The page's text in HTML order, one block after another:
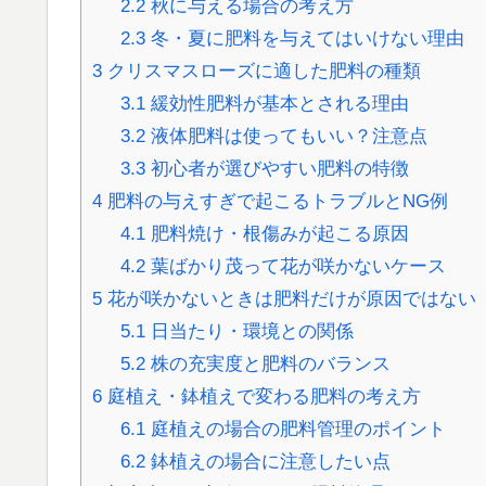
2.2秋に与える場合の考え方
2.3冬・夏に肥料を与えてはいけない理由
3 クリスマスローズに適した肥料の種類
3.1緩効性肥料が基本とされる理由
3.2液体肥料は使ってもいい？注意点
3.3初心者が選びやすい肥料の特徴
4 肥料の与えすぎで起こるトラブルとNG例
4.1肥料焼け・根傷みが起こる原因
4.2葉ばかり茂って花が咲かないケース
5 花が咲かないときは肥料だけが原因ではない
5.1日当たり・環境との関係
5.2株の充実度と肥料のバランス
6 庭植え・鉢植えで変わる肥料の考え方
6.1庭植えの場合の肥料管理のポイント
6.2鉢植えの場合に注意したい点